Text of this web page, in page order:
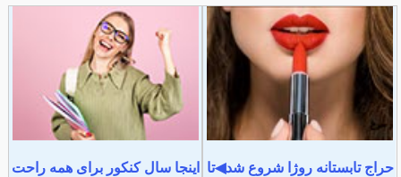
حراج تابستانه روژا شروع شد◀تا
اینجا سال کنکور برای همه راحت